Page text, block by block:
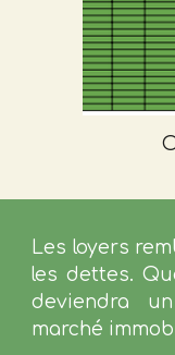
Les loyers
les dettes.
deviendra
marché